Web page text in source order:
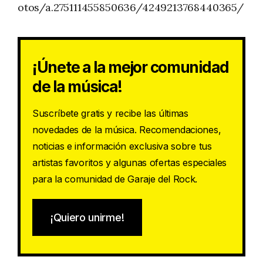
otos/a.275111455850636/4249213768440365/
¡Únete a la mejor comunidad
de la música!
Suscríbete gratis y recibe las últimas
novedades de la música. Recomendaciones,
noticias e información exclusiva sobre tus
artistas favoritos y algunas ofertas especiales
para la comunidad de Garaje del Rock.
¡Quiero unirme!